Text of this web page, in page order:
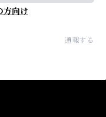
方向け
通報する